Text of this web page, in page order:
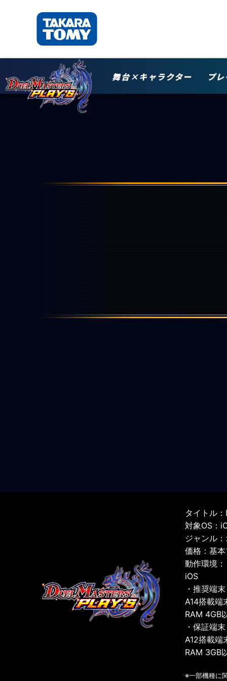
舞台×キャラクター プ
タイトル
対象OS：
ジャンル
価格：基本
動作環境：
iOS
・推奨端末
A14搭載端
RAM 4GB
・保証端末
A12搭載端
RAM 3GB
※一部機種に